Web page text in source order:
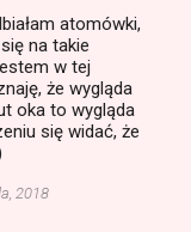
atomówki,
na takie
w tej
że wygląda
oka to wygląda
się widać, że
2018